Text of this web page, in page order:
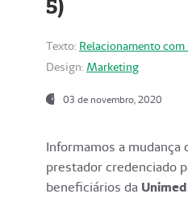
5)
Texto: Relacionamento com
Design: Marketing
03 de novembro, 2020
Informamos a mudança
prestador credenciado
beneficiários da